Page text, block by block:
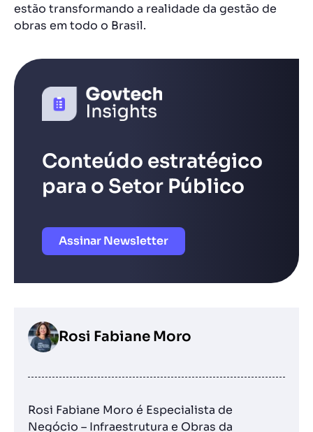
estão transformando a realidade da gestão de
obras em todo o Brasil.
Conteúdo estratégico
para o Setor Público
Assinar Newsletter
Rosi Fabiane Moro
Rosi Fabiane Moro é Especialista de
Negócio – Infraestrutura e Obras da